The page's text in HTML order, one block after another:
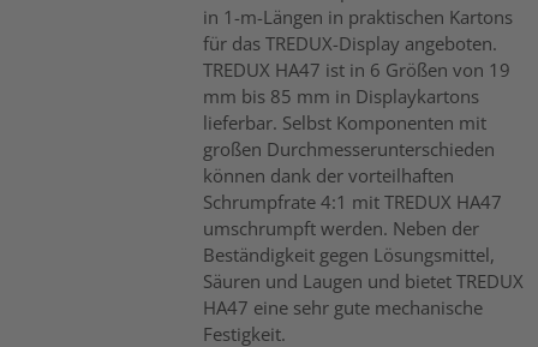
in 1-m-Längen in praktischen Kartons
für das TREDUX-Display angeboten.
TREDUX HA47 ist in 6 Größen von 19
mm bis 85 mm in Displaykartons
lieferbar. Selbst Komponenten mit
großen Durchmesserunterschieden
können dank der vorteilhaften
Schrumpfrate 4:1 mit TREDUX HA47
umschrumpft werden. Neben der
Beständigkeit gegen Lösungsmittel,
Säuren und Laugen und bietet TREDUX
HA47 eine sehr gute mechanische
Festigkeit.